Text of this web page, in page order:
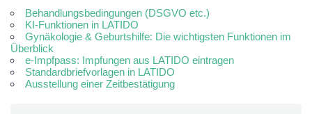
Behandlungsbedingungen (DSGVO etc.)
KI-Funktionen in LATIDO
Gynäkologie & Geburtshilfe: Die wichtigsten Funktionen im
Überblick
e-Impfpass: Impfungen aus LATIDO eintragen
Standardbriefvorlagen in LATIDO
Ausstellung einer Zeitbestätigung